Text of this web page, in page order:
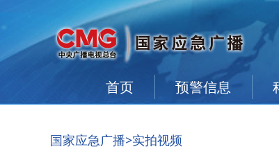
首页 预警信息
国家应急广播>实拍视频